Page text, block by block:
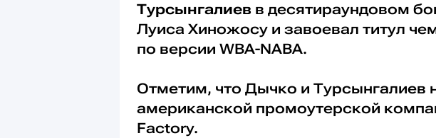
Турсынгалиев в десятираундовом
Луиса Хиножосу и завоевал титул
по версии WBA-NABA.
Отметим, что Дычко и Турсынгалиев
американской промоутерской
Factory.